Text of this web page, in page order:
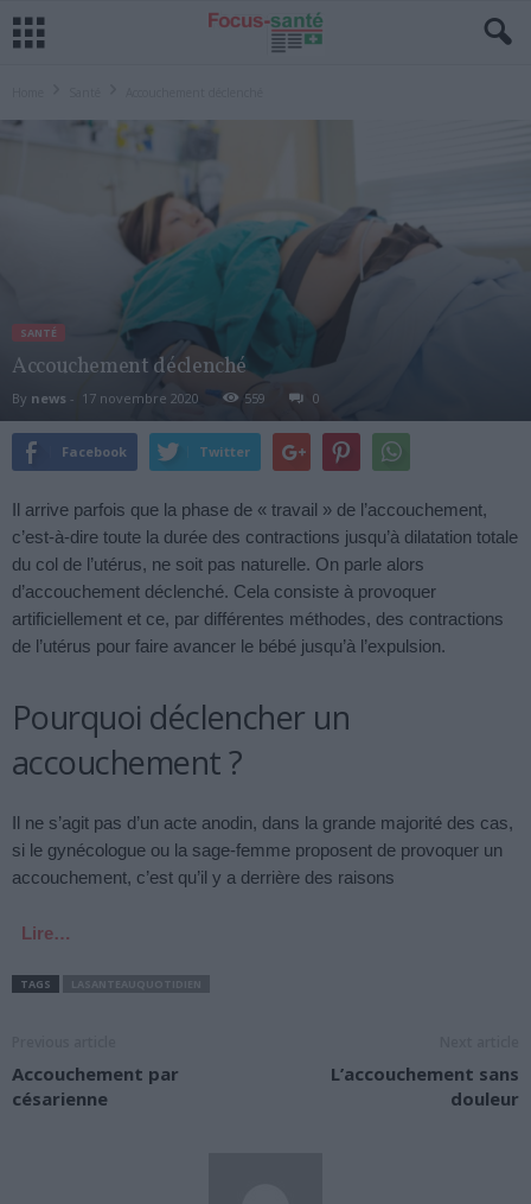
SANTÉ
Accouchement déclenché
By news - 17 novembre 2020 559 0
Facebook Twitter
Il arrive parfois que la phase de « travail » de l’accouchement,
c’est-à-dire toute la durée des contractions jusqu’à dilatation totale
du col de l’utérus, ne soit pas naturelle. On parle alors
d’accouchement déclenché. Cela consiste à provoquer
artificiellement et ce, par différentes méthodes, des contractions
de l’utérus pour faire avancer le bébé jusqu’à l’expulsion.
Pourquoi déclencher un
accouchement ?
Il ne s’agit pas d’un acte anodin, dans la grande majorité des cas,
si le gynécologue ou la sage-femme proposent de provoquer un
accouchement, c’est qu’il y a derrière des raisons
Lire…
TAGS
Accouchement par
césarienne
L’accouchement sans
douleur